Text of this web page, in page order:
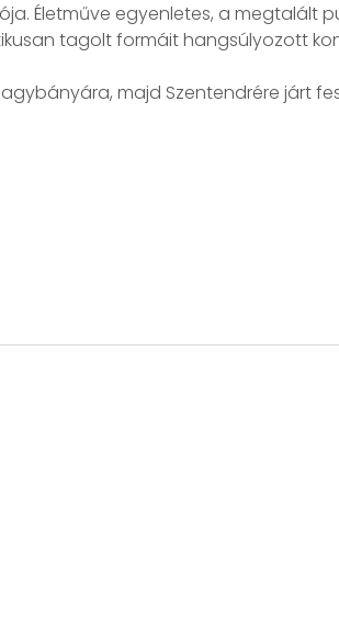
Életműve egyenletes, a megtalált
tagolt formáit hangsúlyozott
majd Szentendrére járt